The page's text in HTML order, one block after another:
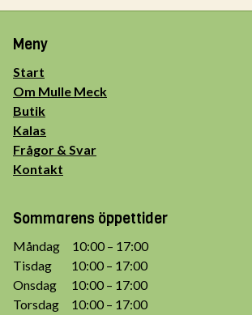
Meny
Start
Om Mulle Meck
Butik
Kalas
Frågor & Svar
Kontakt
Sommarens öppettider
Måndag 10:00 – 17:00
Tisdag 10:00 – 17:00
Onsdag 10:00 – 17:00
Torsdag 10:00 – 17:00